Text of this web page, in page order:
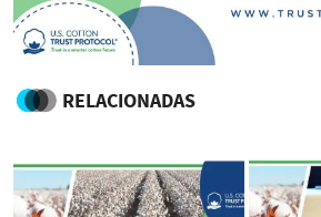
RELACIONADAS